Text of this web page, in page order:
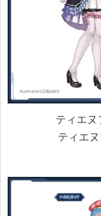
ティエ
ティエ